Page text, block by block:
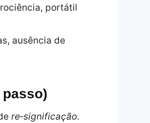
portátil
ausência de
re‑significação.